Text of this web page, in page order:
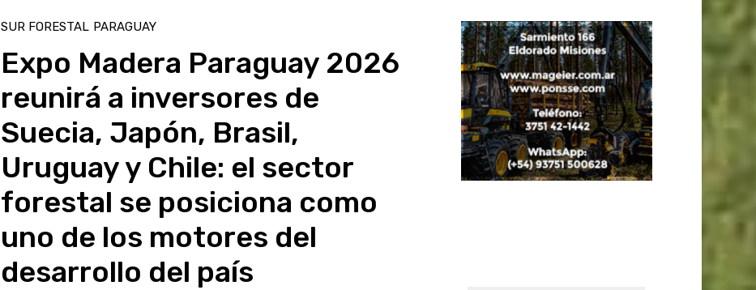
SUR FORESTAL PARAGUAY
Expo Madera Paraguay 2026
reunirá a inversores de
Suecia, Japón, Brasil,
Uruguay y Chile: el sector
forestal se posiciona como
uno de los motores del
desarrollo del país